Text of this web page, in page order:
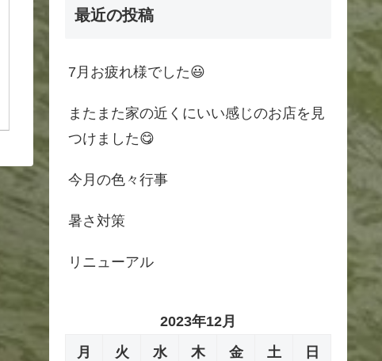
最近の投稿
7月お疲れ様でした😃
またまた家の近くにいい感じのお店を見
つけました😋
今月の色々行事
暑さ対策
リニューアル
2023年12月
月
火 水 木 金 土 日